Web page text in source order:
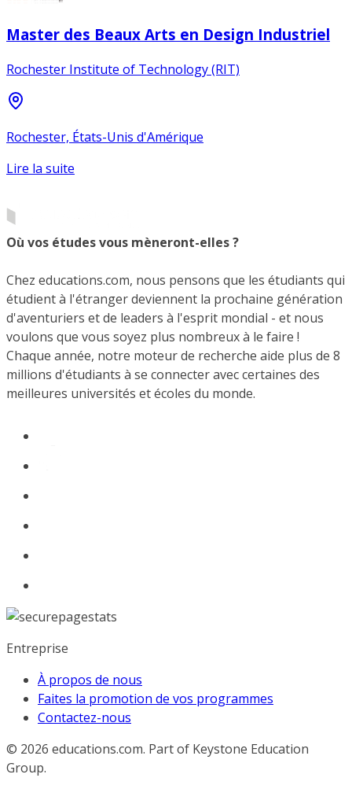
Master des Beaux Arts en Design Industriel
Rochester Institute of Technology (RIT)
Rochester, États-Unis d'Amérique
Lire la suite
Où vos études vous mèneront-elles ?
Chez educations.com, nous pensons que les étudiants qui
étudient à l'étranger deviennent la prochaine génération
d'aventuriers et de leaders à l'esprit mondial - et nous
voulons que vous soyez plus nombreux à le faire !
Chaque année, notre moteur de recherche aide plus de 8
millions d'étudiants à se connecter avec certaines des
meilleures universités et écoles du monde.
Entreprise
À propos de nous
Faites la promotion de vos programmes
Contactez-nous
© 2026 educations.com. Part of Keystone Education
Group.